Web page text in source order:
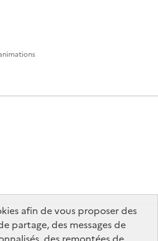
afin de vous proposer des
partage, des messages de
info.gouv.fr
data.gouv.fr